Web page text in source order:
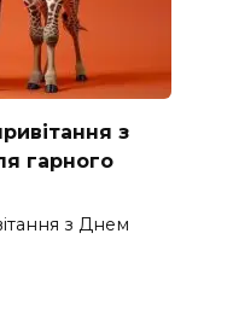
з
гарного
з Днем